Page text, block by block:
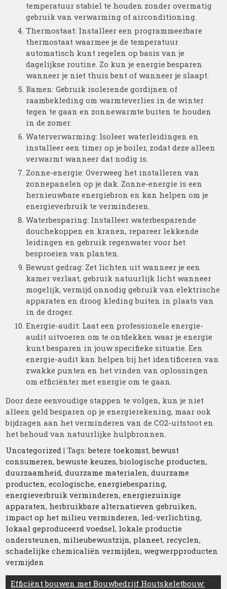
temperatuur stabiel te houden zonder overmatig
gebruik van verwarming of airconditioning.
Thermostaat: Installeer een programmeerbare
thermostaat waarmee je de temperatuur
automatisch kunt regelen op basis van je
dagelijkse routine. Zo kun je energie besparen
wanneer je niet thuis bent of wanneer je slaapt.
Ramen: Gebruik isolerende gordijnen of
raambekleding om warmteverlies in de winter
tegen te gaan en zonnewarmte buiten te houden
in de zomer.
Waterverwarming: Isoleer waterleidingen en
installeer een timer op je boiler, zodat deze alleen
verwarmt wanneer dat nodig is.
Zonne-energie: Overweeg het installeren van
zonnepanelen op je dak. Zonne-energie is een
hernieuwbare energiebron en kan helpen om je
energieverbruik te verminderen.
Waterbesparing: Installeer waterbesparende
douchekoppen en kranen, repareer lekkende
leidingen en gebruik regenwater voor het
besproeien van planten.
Bewust gedrag: Zet lichten uit wanneer je een
kamer verlaat, gebruik natuurlijk licht wanneer
mogelijk, vermijd onnodig gebruik van elektrische
apparaten en droog kleding buiten in plaats van
in de droger.
Energie-audit: Laat een professionele energie-
audit uitvoeren om te ontdekken waar je energie
kunt besparen in jouw specifieke situatie. Een
energie-audit kan helpen bij het identificeren van
zwakke punten en het vinden van oplossingen
om efficiënter met energie om te gaan.
Door deze eenvoudige stappen te volgen, kun je niet
alleen geld besparen op je energierekening, maar ook
bijdragen aan het verminderen van de CO2-uitstoot en
het behoud van natuurlijke hulpbronnen.
Uncategorized | Tags:betere toekomst,bewust
consumeren,bewuste keuzes,biologische producten,
duurzaamheid,duurzame materialen,duurzame
producten,ecologische,energiebesparing,
energieverbruik verminderen,energiezuinige
apparaten, herbruikbare alternatieven gebruiken,
impact op het milieu verminderen, led-verlichting,
lokaal geproduceerd voedsel, lokale productie
ondersteunen, milieubewustzijn, planeet, recyclen,
schadelijke chemicaliën vermijden,wegwerpproducten
vermijden
Berichtnavigatie
Efficiënt bouwen met Bouwbedrijf Houtskeletbouw: